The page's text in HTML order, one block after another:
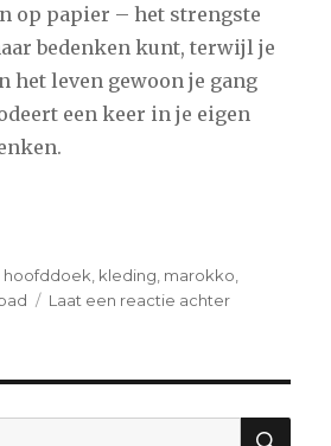
op papier – het strengste
bedenken kunt, terwijl je
het leven gewoon je gang
een keer in je eigen
Tags
hoofddoek kleding marokko
Laat een reactie achterop